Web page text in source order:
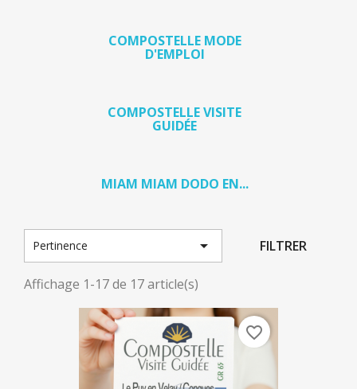
COMPOSTELLE MODE
D'EMPLOI
COMPOSTELLE VISITE
GUIDÉE
MIAM MIAM DODO EN...
Pertinence  FILTRER
Affichage 1-17 de 17 article(s)
favorite_border